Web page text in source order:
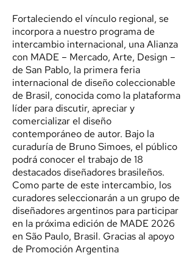
Fortaleciendo el vínculo regional, se
incorpora a nuestro programa de
intercambio internacional, una Alianza
con MADE – Mercado, Arte, Design –
de San Pablo, la primera feria
internacional de diseño coleccionable
de Brasil, conocida como la plataforma
líder para discutir, apreciar y
comercializar el diseño
contemporáneo de autor. Bajo la
curaduría de Bruno Simoes, el público
podrá conocer el trabajo de 18
destacados diseñadores brasileños.
Como parte de este intercambio, los
curadores seleccionarán a un grupo de
diseñadores argentinos para participar
en la próxima edición de MADE 2026
en São Paulo, Brasil. Gracias al apoyo
de Promoción Argentina